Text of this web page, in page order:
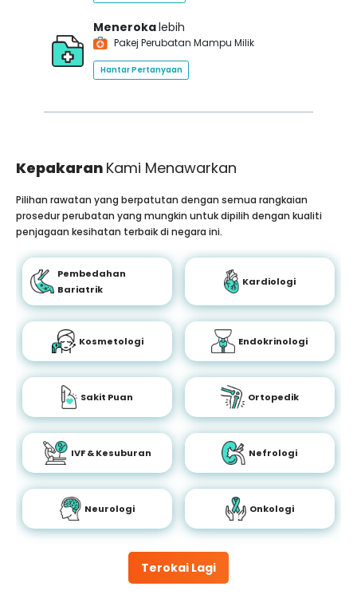
Menerokalebih
Pakej Perubatan Mampu Milik
Hantar Pertanyaan
Kepakaran Kami Menawarkan
Terokai Lagi
Pilihan rawatan yang berpatutan dengan semua rangkaian
prosedur perubatan yang mungkin untuk dipilih dengan kualiti
penjagaan kesihatan terbaik di negara ini.
Pembedahan
Bariatrik
Kardiologi
Kosmetologi Endokrinologi
Sakit Puan Ortopedik
IVF & Kesuburan Nefrologi
Neurologi Onkologi